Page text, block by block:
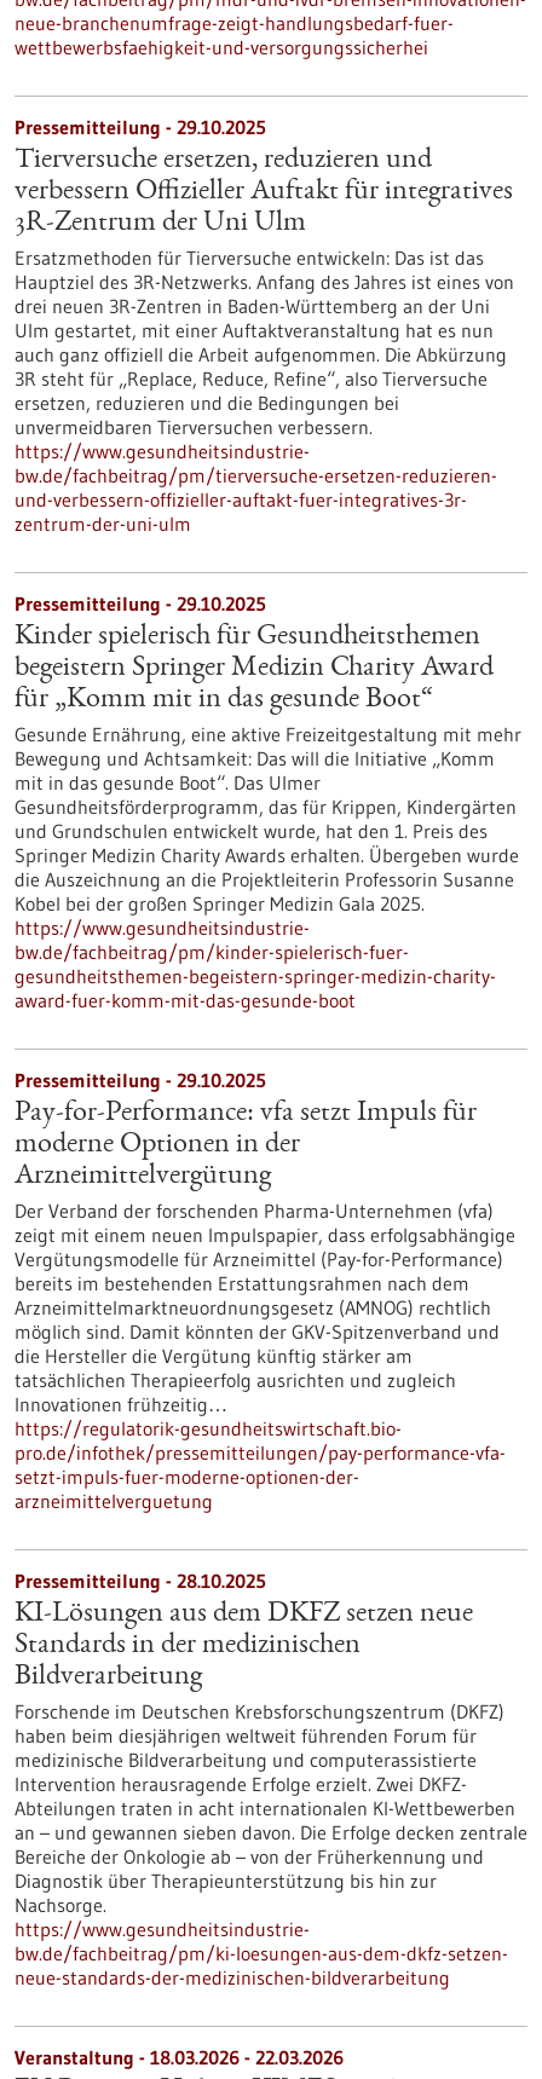
neue-branchenumfrage-zeigt-handlungsbedarf-fuer-
wettbewerbsfaehigkeit-und-versorgungssicherhei
Pressemitteilung - 29.10.2025
Tierversuche ersetzen, reduzieren und
verbessern Offizieller Auftakt für integratives
3R-Zentrum der Uni Ulm
Ersatzmethoden für Tierversuche entwickeln: Das ist das
Hauptziel des 3R-Netzwerks. Anfang des Jahres ist eines von
drei neuen 3R-Zentren in Baden-Württemberg an der Uni
Ulm gestartet, mit einer Auftaktveranstaltung hat es nun
auch ganz offiziell die Arbeit aufgenommen. Die Abkürzung
3R steht für „Replace, Reduce, Refine“, also Tierversuche
ersetzen, reduzieren und die Bedingungen bei
unvermeidbaren Tierversuchen verbessern.
https://www.gesundheitsindustrie-
bw.de/fachbeitrag/pm/tierversuche-ersetzen-reduzieren-
und-verbessern-offizieller-auftakt-fuer-integratives-3r-
zentrum-der-uni-ulm
Pressemitteilung - 29.10.2025
Kinder spielerisch für Gesundheitsthemen
begeistern Springer Medizin Charity Award
für „Komm mit in das gesunde Boot“
Gesunde Ernährung, eine aktive Freizeitgestaltung mit mehr
Bewegung und Achtsamkeit: Das will die Initiative „Komm
mit in das gesunde Boot“. Das Ulmer
Gesundheitsförderprogramm, das für Krippen, Kindergärten
und Grundschulen entwickelt wurde, hat den 1. Preis des
Springer Medizin Charity Awards erhalten. Übergeben wurde
die Auszeichnung an die Projektleiterin Professorin Susanne
Kobel bei der großen Springer Medizin Gala 2025.
https://www.gesundheitsindustrie-
bw.de/fachbeitrag/pm/kinder-spielerisch-fuer-
gesundheitsthemen-begeistern-springer-medizin-charity-
award-fuer-komm-mit-das-gesunde-boot
Pressemitteilung - 29.10.2025
Pay-for-Performance: vfa setzt Impuls für
moderne Optionen in der
Arzneimittelvergütung
Der Verband der forschenden Pharma-Unternehmen (vfa)
zeigt mit einem neuen Impulspapier, dass erfolgsabhängige
Vergütungsmodelle für Arzneimittel (Pay-for-Performance)
bereits im bestehenden Erstattungsrahmen nach dem
Arzneimittelmarktneuordnungsgesetz (AMNOG) rechtlich
möglich sind. Damit könnten der GKV-Spitzenverband und
die Hersteller die Vergütung künftig stärker am
tatsächlichen Therapieerfolg ausrichten und zugleich
Innovationen frühzeitig…
https://regulatorik-gesundheitswirtschaft.bio-
pro.de/infothek/pressemitteilungen/pay-performance-vfa-
setzt-impuls-fuer-moderne-optionen-der-
arzneimittelverguetung
Pressemitteilung - 28.10.2025
KI-Lösungen aus dem DKFZ setzen neue
Standards in der medizinischen
Bildverarbeitung
Forschende im Deutschen Krebsforschungszentrum (DKFZ)
haben beim diesjährigen weltweit führenden Forum für
medizinische Bildverarbeitung und computerassistierte
Intervention herausragende Erfolge erzielt. Zwei DKFZ-
Abteilungen traten in acht internationalen KI-Wettbewerben
an – und gewannen sieben davon. Die Erfolge decken zentrale
Bereiche der Onkologie ab – von der Früherkennung und
Diagnostik über Therapieunterstützung bis hin zur
Nachsorge.
https://www.gesundheitsindustrie-
bw.de/fachbeitrag/pm/ki-loesungen-aus-dem-dkfz-setzen-
neue-standards-der-medizinischen-bildverarbeitung
Veranstaltung - 18.03.2026 - 22.03.2026